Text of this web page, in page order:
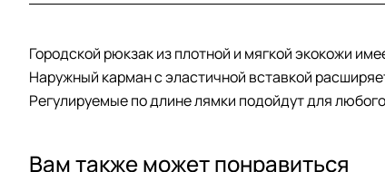
Городской рюкзак из плотной и мягкой экокожи
Наружный карман с эластичной вставкой
Регулируемые по длине лямки подойдут для
Вам также может понравиться